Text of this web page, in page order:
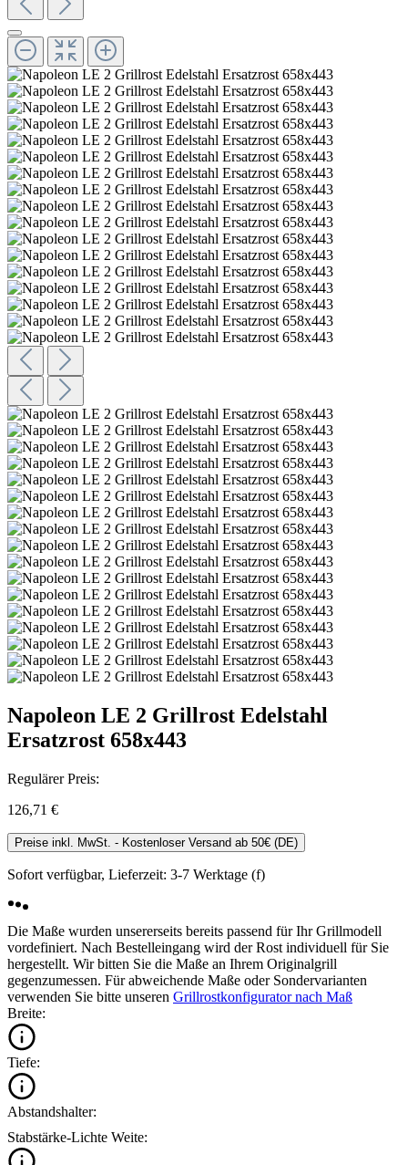
Napoleon LE 2 Grillrost Edelstahl
Ersatzrost 658x443
Regulärer Preis:
126,71 €
Preise inkl. MwSt. - Kostenloser Versand ab 50€ (DE)
Sofort verfügbar, Lieferzeit: 3-7 Werktage (f)
Die Maße wurden unsererseits bereits passend für Ihr Grillmodell
vordefiniert. Nach Bestelleingang wird der Rost individuell für Sie
hergestellt. Wir bitten Sie die Maße an Ihrem Originalgrill
gegenzumessen. Für abweichende Maße oder Sondervarianten
verwenden Sie bitte unseren Grillrostkonfigurator nach Maß
Breite:
Tiefe:
Abstandshalter:
Stabstärke-Lichte Weite: